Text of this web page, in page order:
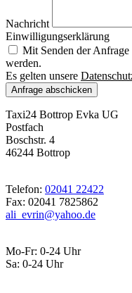
Nachricht
Einwilligungserklärung
Mit Senden der
werden.
Es gelten unsere
Anfrage abschicken
Taxi24 Bottrop Evka UG
Postfach
Boschstr. 4
46244 Bottrop
Telefon: 02041 22422
Fax: 02041 7825862
ali_evrin@yahoo.de
Mo-Fr: 0-24 Uhr
Sa: 0-24 Uhr